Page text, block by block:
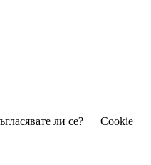
ли се?
Cookie